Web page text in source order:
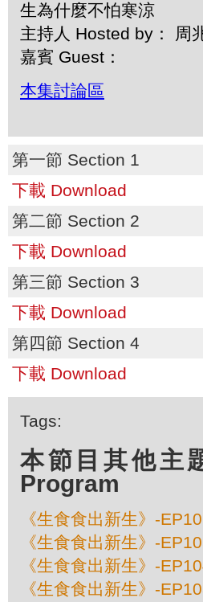
生為什麼不怕寒涼
主持人 Hosted by： 周
嘉賓 Guest：
本集討論區
第一節 Section 1
下載 Download
第二節 Section 2
下載 Download
第三節 Section 3
下載 Download
第四節 Section 4
下載 Download
Tags:
本節目其他主
Program
《生食食出新生》-
《生食食出新生》-
《生食食出新生》-
《生食食出新生》-